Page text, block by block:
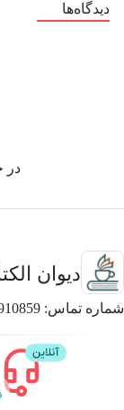
دیدگاه‌ها
در
دیوان
شماره تماس: